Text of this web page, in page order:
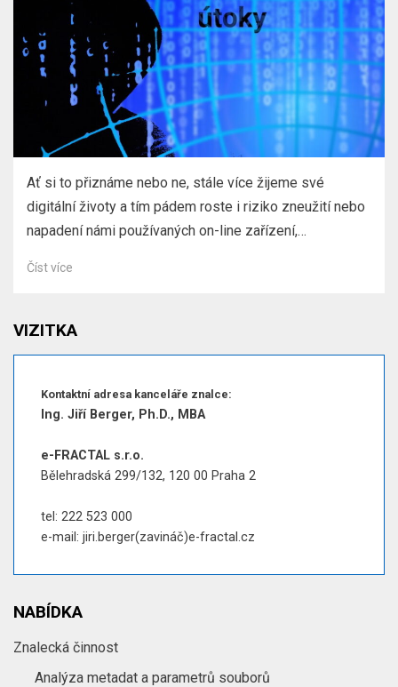
Ať si to přiznáme nebo ne, stále více žijeme své
digitální životy a tím pádem roste i riziko zneužití nebo
napadení námi používaných on-line zařízení,…
Číst více
VIZITKA
Kontaktní adresa kanceláře znalce:
Ing. Jiří Berger, Ph.D., MBA
e-FRACTAL s.r.o.
Bělehradská 299/132, 120 00 Praha 2
tel: 222 523 000
e-mail: jiri.berger(zavináč)e-fractal.cz
NABÍDKA
Znalecká činnost
Analýza metadat a parametrů souborů